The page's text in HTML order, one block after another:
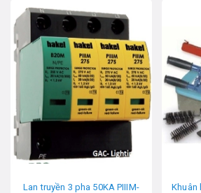
Lan truyền 3 pha 50KA PIIIM-
Khuân